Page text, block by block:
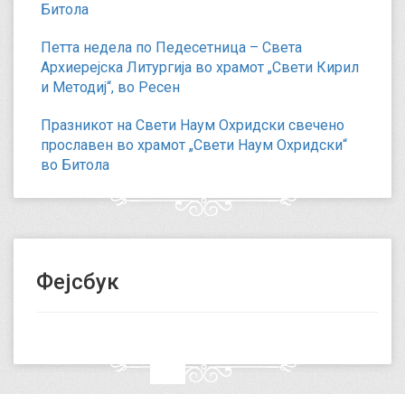
Битола
Петта недела по Педесетница – Света
Архиерејска Литургија во храмот „Свети Кирил
и Методиј“, во Ресен
Празникот на Свети Наум Охридски свечено
прославен во храмот „Свети Наум Охридски“
во Битола
Фејсбук